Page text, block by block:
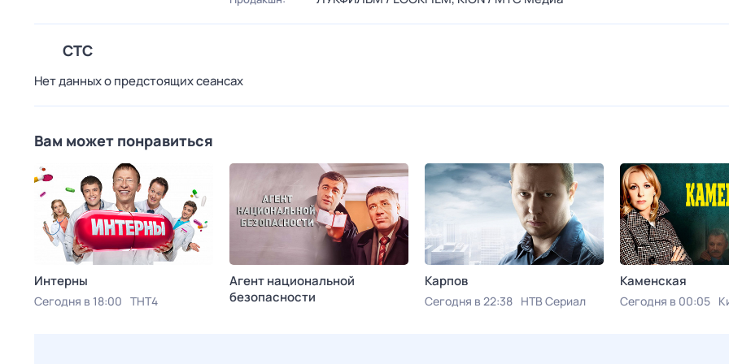
СТС
Нет данных о предстоящих сеансах
Вам может понравиться
Интерны
Сегодня в 18:00 ТНТ4
Агент национальной
безопасности
Карпов
Сегодня в 22:38 НТВ Сериал
Каменская
Сегодня в 00:05